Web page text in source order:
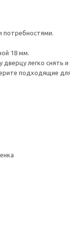
потребностями.
18 мм.
легко снять
подходящие